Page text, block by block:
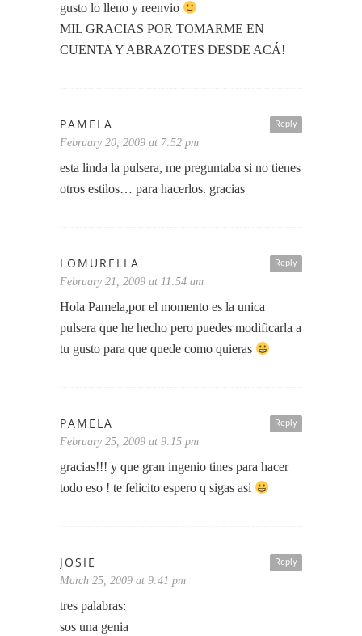
gusto lo lleno y reenvio
MIL GRACIAS POR TOMARME EN
CUENTA Y ABRAZOTES DESDE ACÁ!
Reply
PAMELA
February 20, 2009 at 7:52 pm
esta linda la pulsera, me preguntaba si no tienes
otros estilos… para hacerlos. gracias
Reply
LOMURELLA
February 21, 2009 at 11:54 am
Hola Pamela,por el momento es la unica
pulsera que he hecho pero puedes modificarla a
tu gusto para que quede como quieras
Reply
PAMELA
February 25, 2009 at 9:15 pm
gracias!!! y que gran ingenio tines para hacer
todo eso ! te felicito espero q sigas asi
Reply
JOSIE
March 25, 2009 at 9:41 pm
tres palabras:
sos una genia